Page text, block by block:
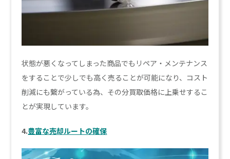
状態が悪くなってしまった商品でもリペア・メンテナンス
をすることで少しでも高く売ることが可能になり、コスト
削減にも繋がっている為、その分買取価格に上乗せするこ
とが実現しています。
4.豊富な売却ルートの確保